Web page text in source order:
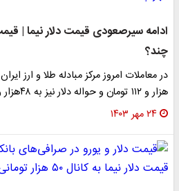
چند؟
هزار و ۱۱۲ تومان و حواله دلار نیز به ۴۸هزار و…
۲۴ مهر ۱۴۰۳